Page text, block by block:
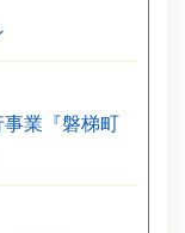
業『磐梯町